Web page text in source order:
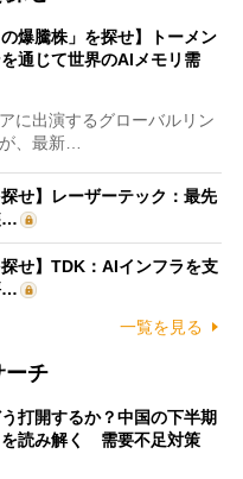
の爆騰株」を探せ】トーメン
通じて世界のAIメモリ需
に出演するグローバルリン
、最新…
せ】レーザーテック：最先
…
せ】TDK：AIインフラを支
…
一覧を見る
ーチ
打開するか？中国の下半期
読み解く 需要不足対策